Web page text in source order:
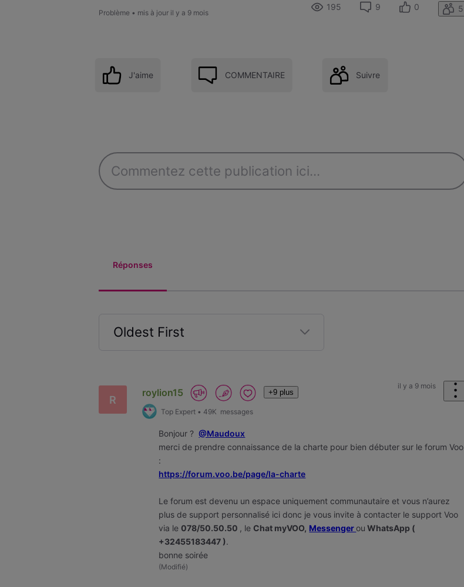
Problème • mis à jour il y a 9 mois
195 9 0 5
J'aime COMMENTAIRE Suivre
Réponses
Oldest First
First
R
roylion15 +9 plus
Top Expert• 49K messages
il y a 9 mois
Bonjour ?@Maudoux
merci de prendre connaissance de la charte pour bien débuter sur le forum Voo
:
https://forum.voo.be/page/la-charte
Le forum est devenu un espace uniquement communautaire et vous n’aurez
plus de support personnalisé ici donc je vous invite à contacter le support Voo
via le 078/50.50.50 , le Chat myVOO, Messenger ou WhatsApp (
+32455183447 ).
bonne soirée
(Modifié)